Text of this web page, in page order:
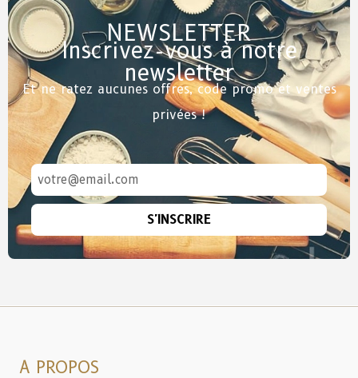
NEWSLETTER
Inscrivez-vous à notre
newsletter
Et ne ratez aucunes offres, code promo et ventes
privées !
S'INSCRIRE
A PROPOS